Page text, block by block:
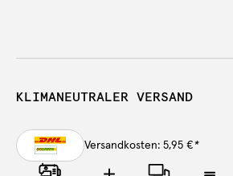
KLIMANEUTRALER VERSAND
Versandkosten: 5,95 €*